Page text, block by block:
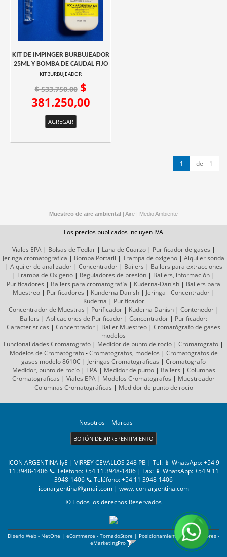
KIT DE IMPINGER BURBUJEADOR
25ML Y BOMBA DE CAUDAL FIJO
KITBURBUJEADOR
$ 533.750,00 $
381.250,00
AGREGAR
1 de 1
Muestreo de aire ambiental | Aire | Medio Ambiente
Los precios publicados incluyen IVA
Viales EPA| Bolsas de Tedlar| Lana de Cuarzo| Purificador de gases |
Jeringa cromatografica | Bomba Portatil | Trampa de oxigeno | Alquiler sonda
| Alquiler de analizador| Concentrador| Bailers | Bailers para extracciones
| Trampa de Oxigeno | Reguladores de presión | Bailers, información |
Purificadores | Bailers para cromatografía | Kuderna-Danish | Bailers para
Muestreo| Purificadores | Kunderna Danish| Jeringa - Concentrador|
Kuderna | Purificador
Concentrador de Muestras | Purificador| Kuderna Danish| Contenedor|
Bailers | Aplicaciones de Purificador | Concentrador | Purificador:
Caracteristicas | Concentrador | Bailer Muestreo | Cromatógrafode gases
modelos
Funcionalidades Cromatografo | Medidor de punto de rocio | Cromatografo |
Modelos de Cromatógrafo-Cromatografos, modelos | Cromatografos de
gases modelo 8610C | Jeringas Cromatograficas | Cromatografo
Medidor, punto de rocío| EPA| Medidor de punto| Bailers | Columnas
Cromatograficas | Viales EPA | Modelos Cromatografos | Muestreador
Columnas Cromatográficas | Medidor de punto de rocio
Nosotros Marcas
BOTÓN DE ARREPENTIMIENTO
ICON ARGENTINA IyE | VIRREY CEVALLOS 248 PB | Tel: 📱 WhatsApp: +54 9
11 3948-1406 📞 Teléfono: +54 11 3948-1406| Fax: 📱 WhatsApp: +54 9 11
3948-1406 📞 Teléfono: +54 11 3948-1406
iconargentina@gmail.com| www.icon-argentina.com
© Todos los derechos Reservados
Diseño Web - NetOne | eCommerce - TornadoStore | Posicionamiento en Buscadores -
eMarketingPro